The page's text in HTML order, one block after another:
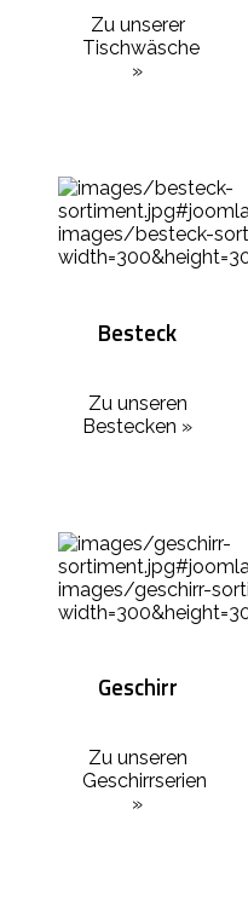
Zu unserer
Tischwäsche
»
Besteck
Zu unseren
Bestecken »
Geschirr
Zu unseren
Geschirrserien
»